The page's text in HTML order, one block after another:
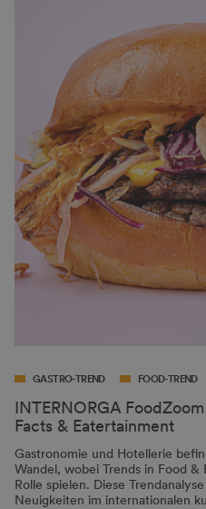
GASTRO-TREND FOOD-TREND
INTERNORGA
Facts & Eatertainment
Gastronomie und Hotellerie
Wandel, wobei Trends in Food
Rolle spielen. Diese
Neuigkeiten im internationalen